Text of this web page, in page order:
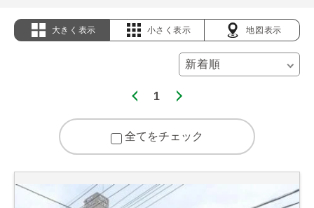
大きく表示 小さく表示 地図表示
1
全てをチェック